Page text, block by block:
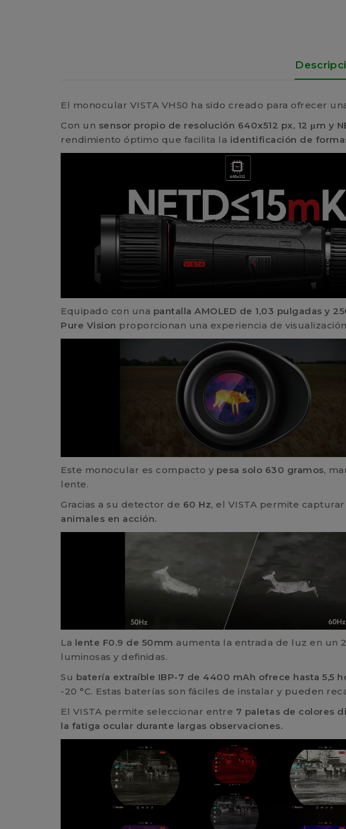
El monocular VISTA VH50 ha sido creado para ofrecer
Con un sensor propio de resolución 640x512 px, 12 μm y
rendimiento óptimo que facilita la identificación de
Equipado con una pantalla AMOLED de 1,03 pulgadas y
Pure Vision proporcionan una experiencia de
Este monocular es compacto y pesa solo 630 gramos,
lente.
Gracias a su detector de 60 Hz, el VISTA permite
animales en acción.
La lente F0.9 de 50mm aumenta la entrada de luz en un
luminosas y definidas.
Su batería extraíble IBP-7 de 4400 mAh ofrece hasta 5,5
-20 °C. Estas baterías son fáciles de instalar y pueden
El VISTA permite seleccionar entre 7 paletas de colores
la fatiga ocular durante largas observaciones.